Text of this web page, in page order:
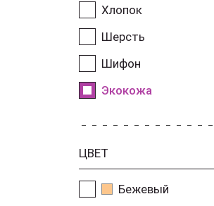
Хлопок
Шерсть
Шифон
Экокожа
ЦВЕТ
Бежевый